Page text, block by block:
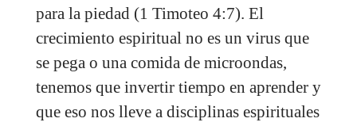
para la piedad (1 Timoteo 4:7). El
crecimiento espiritual no es un virus que
se pega o una comida de microondas,
tenemos que invertir tiempo en aprender y
que eso nos lleve a disciplinas espirituales